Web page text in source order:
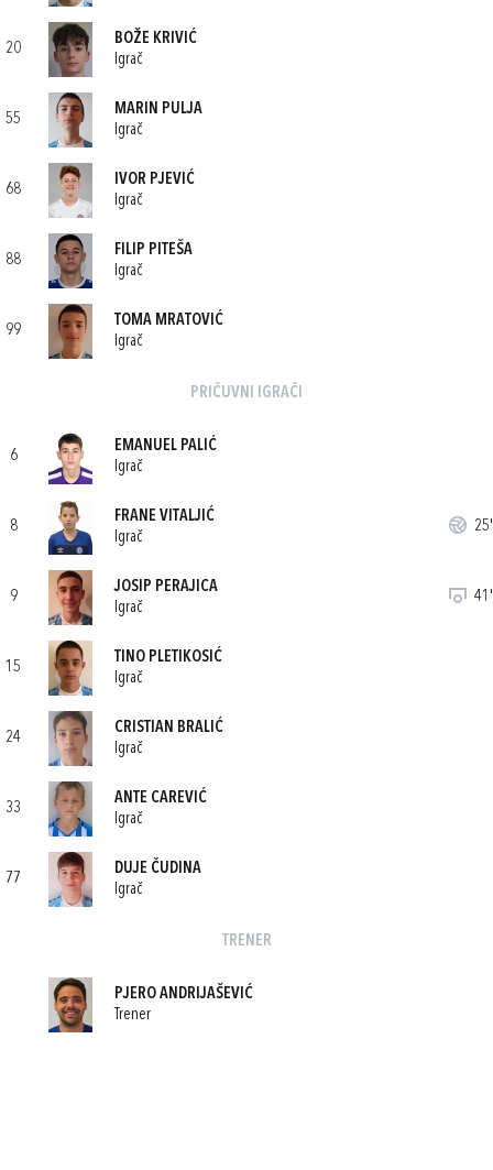
20
BOŽE KRIVIĆ
Igrač
55
MARIN PULJA
Igrač
68
IVOR PJEVIĆ
Igrač
88
FILIP PITEŠA
Igrač
99
TOMA MRATOVIĆ
Igrač
PRIČUVNI IGRAČI
6
EMANUEL PALIĆ
Igrač
8
FRANE VITALJIĆ
Igrač
25'
9
JOSIP PERAJICA
Igrač
41'
15
TINO PLETIKOSIĆ
Igrač
24
CRISTIAN BRALIĆ
Igrač
33
ANTE CAREVIĆ
Igrač
77
DUJE ČUDINA
Igrač
TRENER
PJERO ANDRIJAŠEVIĆ
Trener